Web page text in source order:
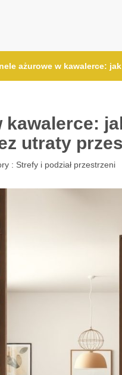
ażurowe w kawalerce:
kawalerce:
utraty
: Strefy i podział przestrzeni